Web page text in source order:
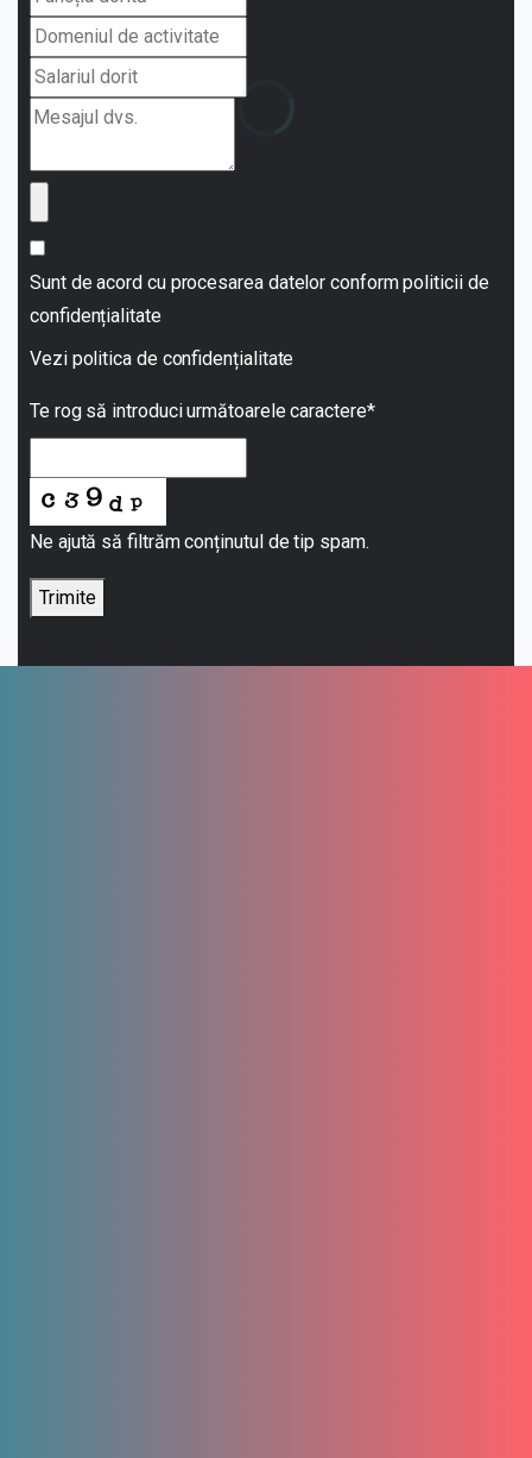
Sunt de acord cu procesarea datelor conform politicii de
confidențialitate
Vezi politica de confidențialitate
Te rog să introduci următoarele caractere*
Ne ajută să filtrăm conținutul de tip spam.
Trimite